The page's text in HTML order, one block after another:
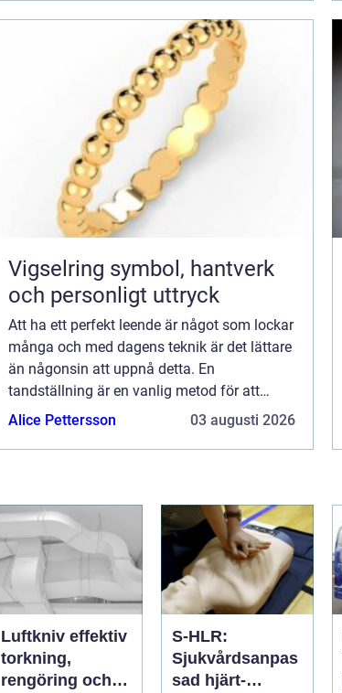
Vigselring symbol, hantverk
och personligt uttryck
Att ha ett perfekt leende är något som lockar
många och med dagens teknik är det lättare
än någonsin att uppnå detta. En
tandställning är en vanlig metod för att
korrigera ojämna tä...
Alice Pettersson 03 augusti 2026
Luftkniv effektiv
torkning,
rengöring och
S-HLR:
Sjukvårdsanpas
sad hjärt-